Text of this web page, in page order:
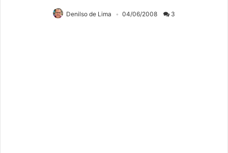
Denilso de Lima 04/06/2008 3